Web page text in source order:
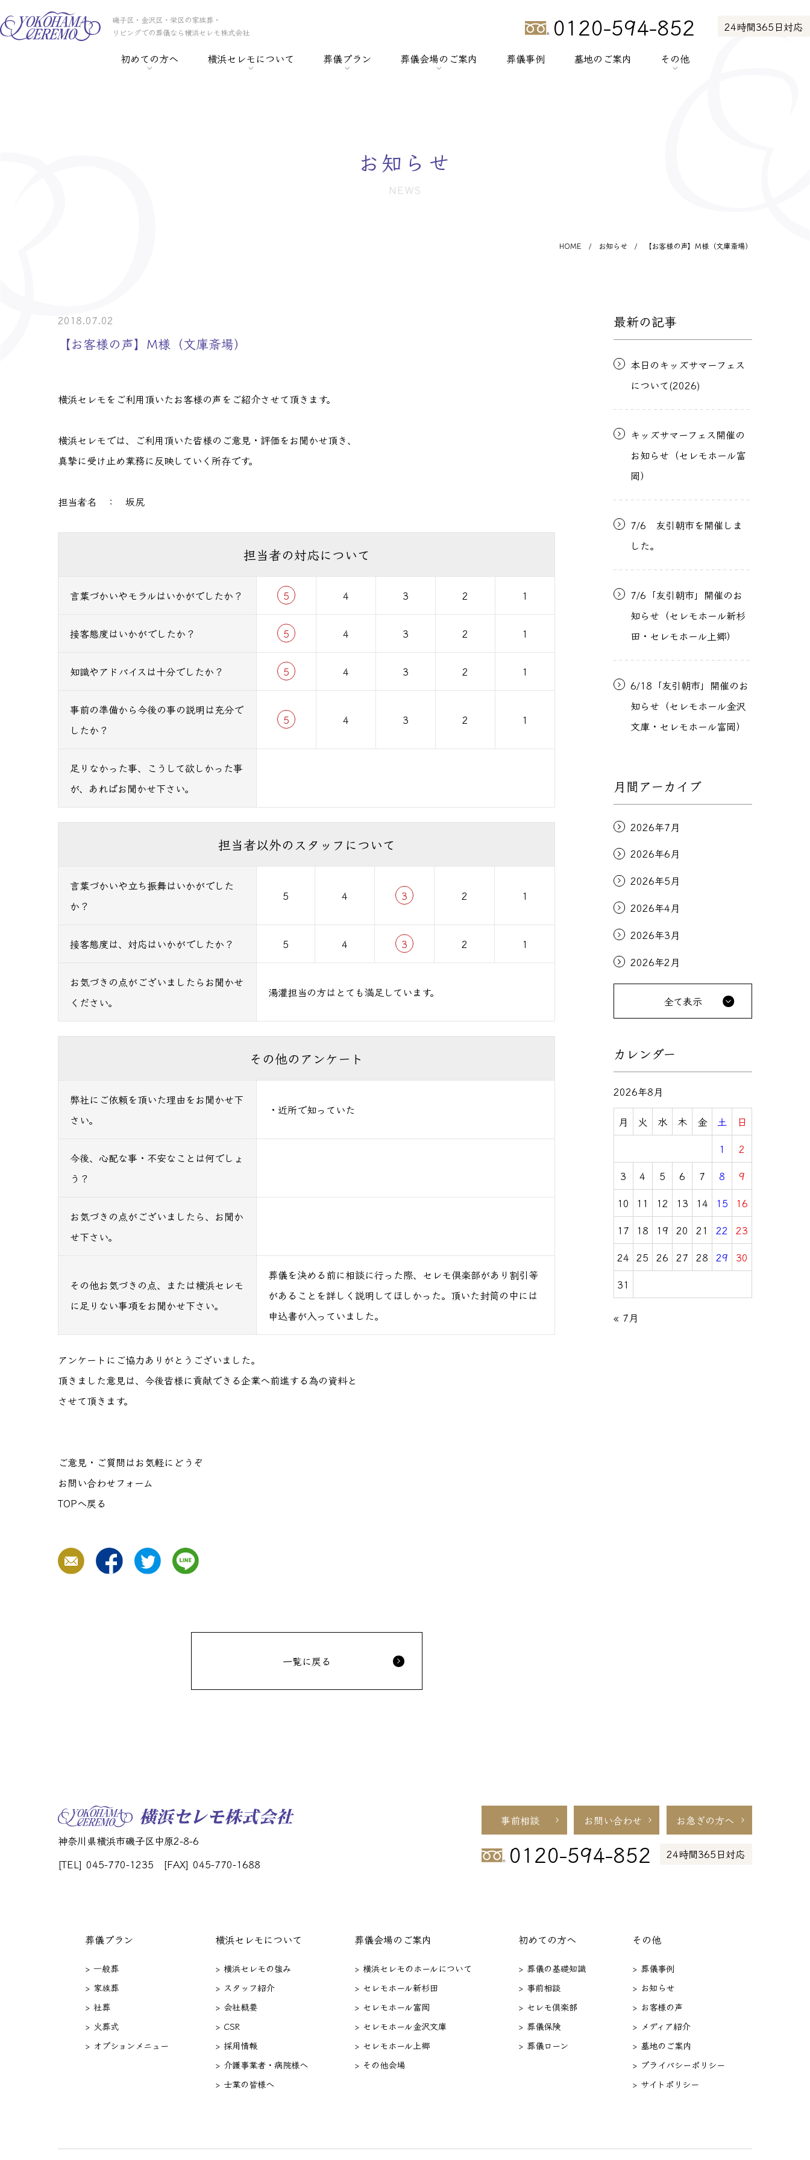
磯子区・金沢区・栄区の家族葬・
リビングでの葬儀なら横浜セレモ株式会社
0120-594-852 24時間365日対応
初めての方へ 横浜セレモについて 葬儀プラン 葬儀会場のご案内
> セレモホール富岡
葬儀事例 墓地のご案内 その他
> サイトポリシー
お知らせ
NEWS
HOME / お知らせ/ 【お客様の声】M様（文庫斎場）
2018.07.02
【お客様の声】M様（文庫斎場）
横浜セレモをご利用頂いたお客様の声をご紹介させて頂きます。
横浜セレモでは、ご利用頂いた皆様のご意見・評価をお聞かせ頂き、
真摯に受け止め業務に反映していく所存です。
担当者名 ： 坂尻
担当者の対応について
言葉づかいやモラルはいかがでしたか？ 5 4 3 2 1
接客態度はいかがでしたか？ 5 4 3 2 1
知識やアドバイスは十分でしたか？ 5 4 3 2 1
事前の準備から今後の事の説明は充分で
したか？
5 4 3 2 1
足りなかった事、こうして欲しかった事
が、あればお聞かせ下さい。
担当者以外のスタッフについて
言葉づかいや立ち振舞はいかがでした
か？
5 4 3 2 1
接客態度は、対応はいかがでしたか？ 5 4 3 2 1
お気づきの点がございましたらお聞かせ
ください。
湯灌担当の方はとても満足しています。
その他のアンケート
弊社にご依頼を頂いた理由をお聞かせ下
さい。
・近所で知っていた
今後、心配な事・不安なことは何でしょ
う？
お気づきの点がございましたら、お聞か
せ下さい。
その他お気づきの点、または横浜セレモ
に足りない事項をお聞かせ下さい。
葬儀を決める前に相談に行った際、セレモ倶楽部があり割引等
があることを詳しく説明してほしかった。頂いた封筒の中には
申込書が入っていました。
アンケートにご協力ありがとうございました。
頂きました意見は、今後皆様に貢献できる企業へ前進する為の資料と
させて頂きます。
ご意見・ご質問はお気軽にどうぞ
お問い合わせフォーム
TOPへ戻る
一覧に戻る
最新の記事
本日のキッズサマーフェス
について(2026)
キッズサマーフェス開催の
お知らせ（セレモホール富
岡）
7/6 友引朝市を開催しま
した。
7/6「友引朝市」開催のお
知らせ（セレモホール新杉
田・セレモホール上郷）
6/18「友引朝市」開催のお
知らせ（セレモホール金沢
文庫・セレモホール富岡）
月間アーカイブ
2026年7月
2026年6月
2026年5月
2026年4月
2026年3月
2026年2月
全て表示
カレンダー
2026年8月
月 火 水 木 金 土
日
1
2
3
4 5 6 7 8
9
10
11 12 13 14 15
16
17
18 19 20 21 22
23
24 25 26 27 28 29
30
31
« 7月
神奈川県横浜市磯子区中原2-8-6
[TEL] 045-770-1235
[FAX] 045-770-1688
事前相談 お問い合わせ お急ぎの方へ
0120-594-852 24時間365日対応
葬儀プラン
> 一般葬
> 家族葬
> 社葬
> 火葬式
> オプションメニュー
横浜セレモについて
> 横浜セレモの強み
> スタッフ紹介
> 会社概要
> CSR
> 採用情報
> 介護事業者・病院様へ
> 士業の皆様へ
葬儀会場のご案内
> 横浜セレモのホールについて
> セレモホール新杉田
> セレモホール富岡
> セレモホール金沢文庫
> セレモホール上郷
> その他会場
初めての方へ
> 葬儀の基礎知識
> 事前相談
> セレモ倶楽部
> 葬儀保険
> 葬儀ローン
その他
> 葬儀事例
> お知らせ
> お客様の声
> メディア紹介
> 墓地のご案内
> プライバシーポリシー
> サイトポリシー